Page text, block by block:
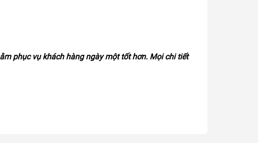
phục vụ khách hàng ngày một tốt hơn. Mọi chi tiết